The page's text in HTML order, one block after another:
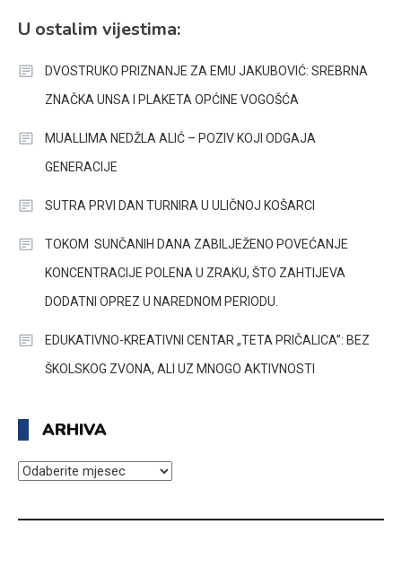
U ostalim vijestima:
DVOSTRUKO PRIZNANJE ZA EMU JAKUBOVIĆ: SREBRNA
ZNAČKA UNSA I PLAKETA OPĆINE VOGOŠĆA
MUALLIMA NEDŽLA ALIĆ – POZIV KOJI ODGAJA
GENERACIJE
SUTRA PRVI DAN TURNIRA U ULIČNOJ KOŠARCI
TOKOM SUNČANIH DANA ZABILJEŽENO POVEĆANJE
KONCENTRACIJE POLENA U ZRAKU, ŠTO ZAHTIJEVA
DODATNI OPREZ U NAREDNOM PERIODU.
EDUKATIVNO-KREATIVNI CENTAR „TETA PRIČALICA”: BEZ
ŠKOLSKOG ZVONA, ALI UZ MNOGO AKTIVNOSTI
ARHIVA
ARHIVA